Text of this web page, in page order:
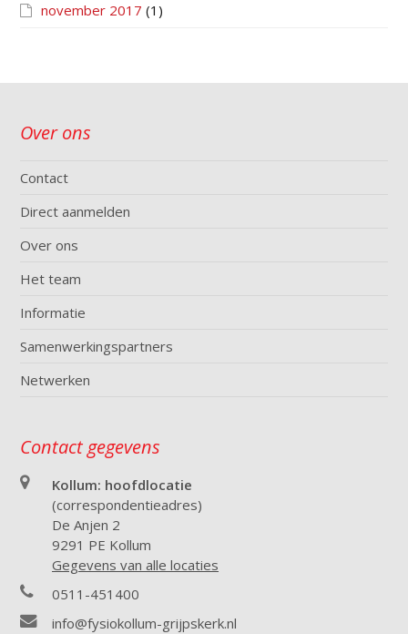
november 2017 (1)
Over ons
Contact
Direct aanmelden
Over ons
Het team
Informatie
Samenwerkingspartners
Netwerken
Contact gegevens
Kollum: hoofdlocatie
(correspondentieadres)
De Anjen 2
9291 PE Kollum
Gegevens van alle locaties
0511-451400
info@fysiokollum-grijpskerk.nl